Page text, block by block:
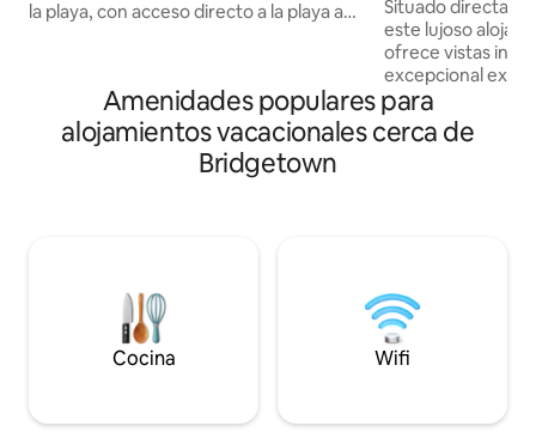
la playa, con acceso directo a la playa a
se puede reservar a través de Airbnb.
Las habitaciones tienen puertas
comunicadas que se pueden abrir si se
alquilan al mismo tiempo. De lo
Situado
este lujoso
ofrece vistas
excepcional
directamente de
arena blanca.
comodidad, el
perfecta para
cambiar los
cálidos y
Amenidades populares para
alojamientos vacacionales cerca de
Bridgetown
Cocina Wifi